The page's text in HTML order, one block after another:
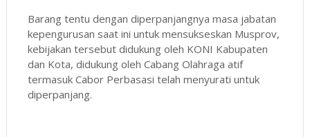
Barang tentu dengan diperpanjangnya masa jabatan
kepengurusan saat ini untuk mensukseskan Musprov,
kebijakan tersebut didukung oleh KONI Kabupaten
dan Kota, didukung oleh Cabang Olahraga atif
termasuk Cabor Perbasasi telah menyurati untuk
diperpanjang.